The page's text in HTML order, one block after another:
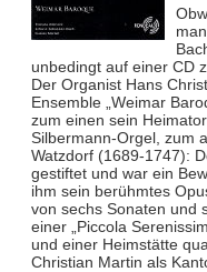
unbedingt auf einer CD
Der Organist Hans
Ensemble „Weimar
zum einen sein
Silbermann-Orgel, zum
Watzdorf (1689-1747):
gestiftet und war ein
ihm sein berühmtes
von sechs Sonaten und
einer „Piccola
und einer Heimstätte
Christian Martin als